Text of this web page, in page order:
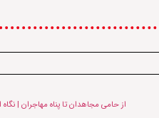
از حامی مجاهدان تا پناه مهاجران |